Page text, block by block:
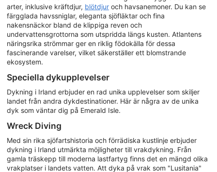
arter, inklusive kräftdjur, blötdjur och havsanemoner. Du kan se
färgglada havssniglar, eleganta sjöfläktar och fina
nakensnäckor bland de klippiga reven och
undervattensgrottorna som utspridda längs kusten. Atlantens
näringsrika strömmar ger en riklig födokälla för dessa
fascinerande varelser, vilket säkerställer ett blomstrande
ekosystem.
Speciella dykupplevelser
Dykning i Irland erbjuder en rad unika upplevelser som skiljer
landet från andra dykdestinationer. Här är några av de unika
dyk som väntar dig på Emerald Isle.
Wreck Diving
Med sin rika sjöfartshistoria och förrädiska kustlinje erbjuder
dykning i Irland utmärkta möjligheter till vrakdykning. Från
gamla träskepp till moderna lastfartyg finns det en mängd olika
vrakplatser i landets vatten. Att dyka på vrak som "Lusitania"